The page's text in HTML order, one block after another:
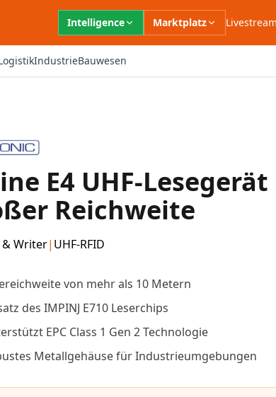
Intelligence Marktplatz
IndustrieBauwesen
E4 UHF-
Reichweite
& Writer| UHF-RFID
Erkenntnissevon mehr als 10 Metern
des IMPINJ E710 Leserchips
EPC Class 1 Gen 2 Technologie
Metallgehäuse für Industrieumgebungen